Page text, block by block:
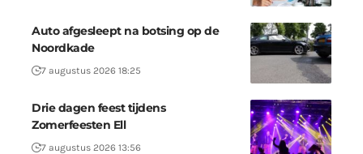
Auto afgesleept na botsing op de
Noordkade
7 augustus 2026 18:25
Drie dagen feest tijdens
Zomerfeesten Ell
7 augustus 2026 13:56